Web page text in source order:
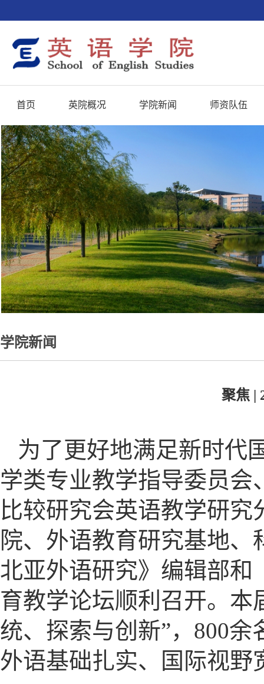
首页 英院概况 学院新闻 师资队伍
学院新闻
聚焦 |
为了更好地满足新时代
学类专业教学指导委员
比较研究会英语教学研
院、外语教育研究基地
北亚外语研究》编辑部和
育教学论坛顺利召开。本
统、探索与创新”，800
外语基础扎实、国际视野